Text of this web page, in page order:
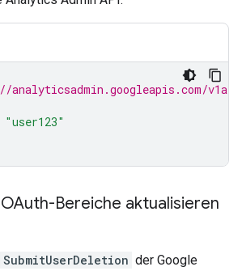
//analyticsadmin.googleapis.com/
"user123"
Bereiche aktualisieren
SubmitUserDeletion der Google